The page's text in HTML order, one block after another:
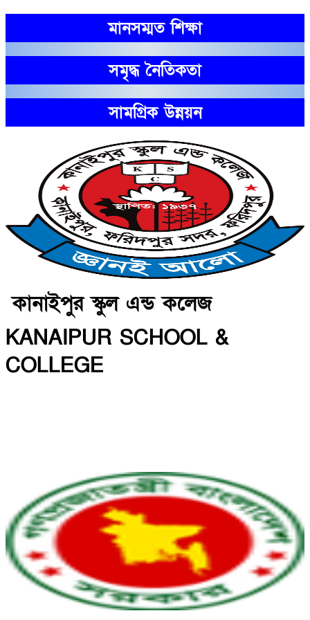
মানসম্মত শিক্ষা
সমৃদ্ধ নৈতিকতা
সামগ্রিক উন্নয়ন
কানাইপুর স্কুল এন্ড কলেজ
KANAIPUR SCHOOL &
COLLEGE